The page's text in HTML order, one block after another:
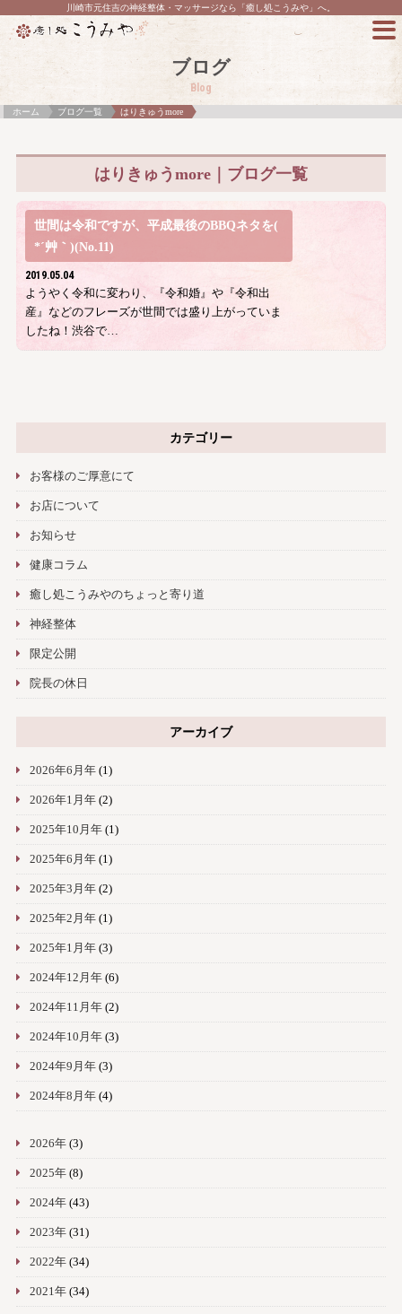
川崎市元住吉の神経整体・マッサージなら「癒し処こうみや」へ。
ブログ
Blog
ホーム ブログ一覧 はりきゅうmore
はりきゅうmore｜ブログ一覧
世間は令和ですが、平成最後のBBQネタを(
*´艸｀)(No.11)
2019.05.04
ようやく令和に変わり、『令和婚』や『令和出
産』などのフレーズが世間では盛り上がっていま
したね！渋谷で…
カテゴリー
お客様のご厚意にて
お店について
お知らせ
健康コラム
癒し処こうみやのちょっと寄り道
神経整体
限定公開
院長の休日
アーカイブ
2026年6月年(1)
2026年1月年(2)
2025年10月年(1)
2025年6月年(1)
2025年3月年(2)
2025年2月年(1)
2025年1月年(3)
2024年12月年(6)
2024年11月年(2)
2024年10月年(3)
2024年9月年(3)
2024年8月年(4)
2026年(3)
2025年(8)
2024年(43)
2023年(31)
2022年(34)
2021年(34)